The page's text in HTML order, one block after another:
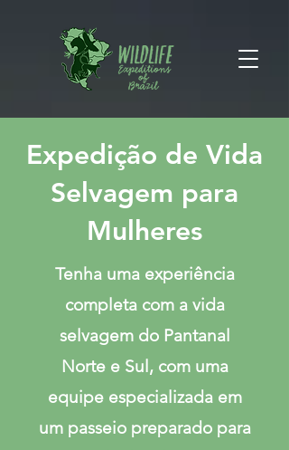
Expedição de Vida
Selvagem para
Mulheres
Tenha uma experiência
completa com a vida
selvagem do Pantanal
Norte e Sul, com uma
equipe especializada em
um passeio preparado para